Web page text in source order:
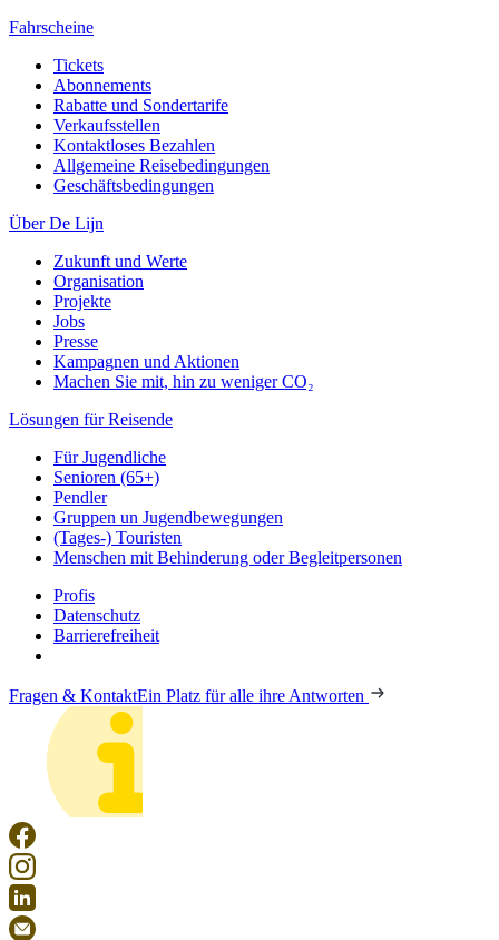
Fahrscheine
Tickets
Abonnements
Rabatte und Sondertarife
Verkaufsstellen
Kontaktloses Bezahlen
Allgemeine Reisebedingungen
Geschäftsbedingungen
Über De Lijn
Zukunft und Werte
Organisation
Projekte
Jobs
Presse
Kampagnen und Aktionen
Machen Sie mit, hin zu weniger CO₂
Lösungen für Reisende
Für Jugendliche
Senioren (65+)
Pendler
Gruppen un Jugendbewegungen
(Tages-) Touristen
Menschen mit Behinderung oder Begleitpersonen
Profis
Datenschutz
Barrierefreiheit
Fragen & KontaktEin Platz für alle ihre Antworten